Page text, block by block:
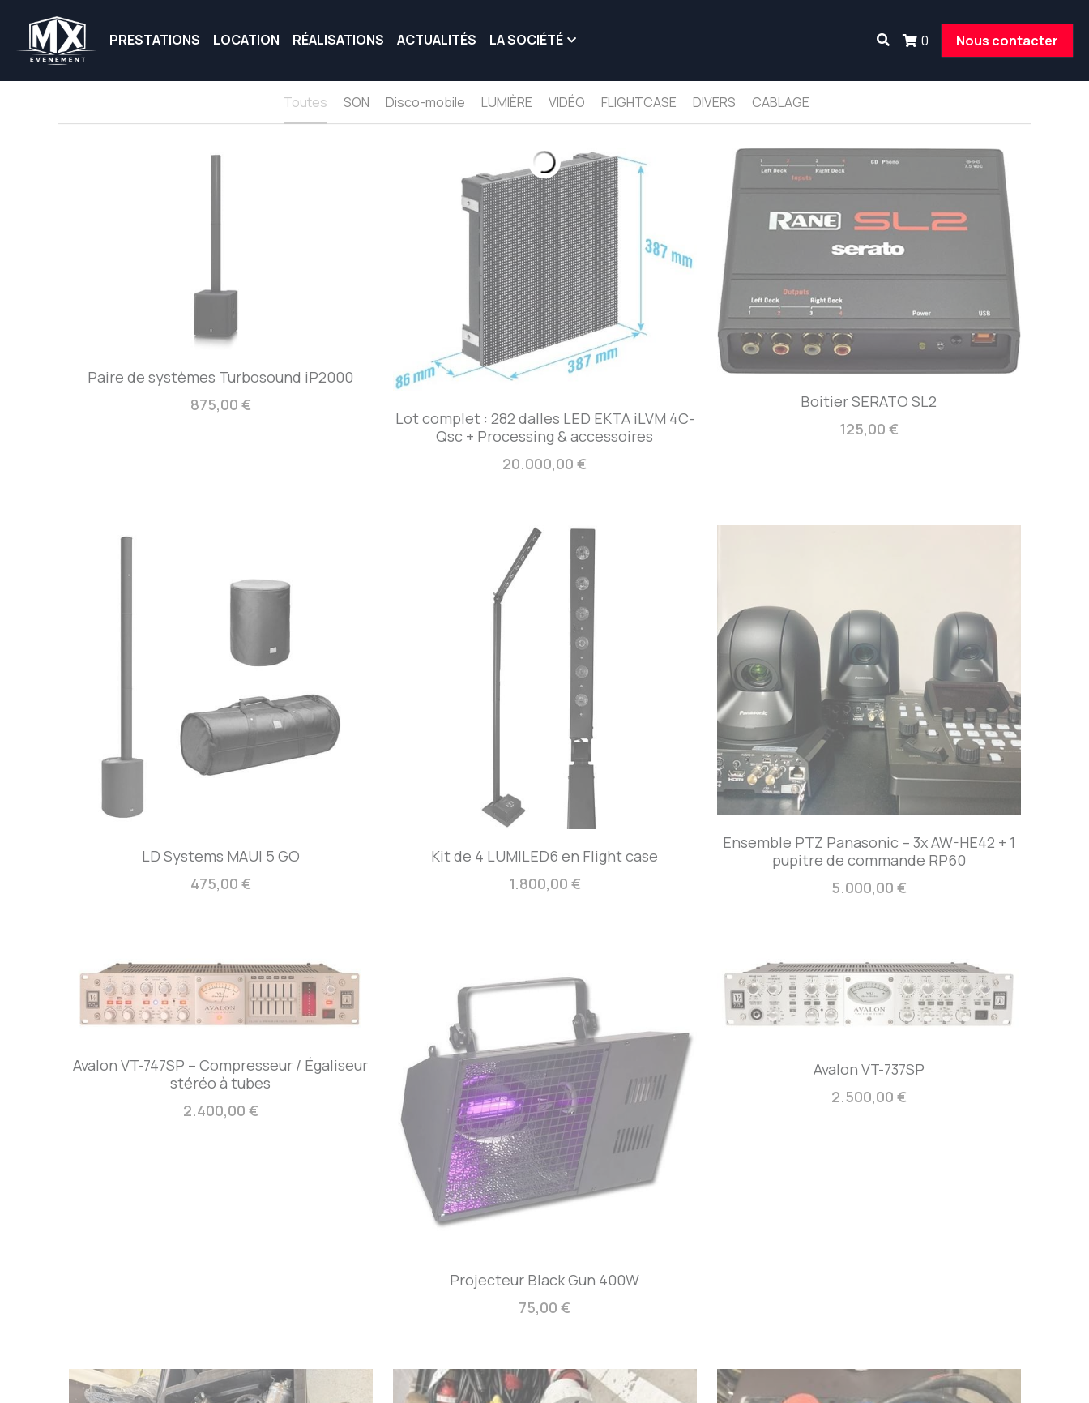
PRESTATIONS LOCATION RÉALISATIONS ACTUALITÉS LA SOCIÉTÉ 0 Nous contacter
Toutes SON Disco-mobile LUMIÈRE VIDÉO FLIGHTCASE DIVERS CABLAGE
Paire de systèmes Turbosound iP2000
875,00 €
Lot complet : 282 dalles LED EKTA iLVM 4C-
Qsc + Processing & accessoires
20.000,00 €
Boitier SERATO SL2
125,00 €
LD Systems MAUI 5 GO
475,00 €
Kit de 4 LUMILED6 en Flight case
1.800,00 €
Ensemble PTZ Panasonic – 3x AW-HE42 + 1
pupitre de commande RP60
5.000,00 €
Avalon VT-747SP – Compresseur / Égaliseur
stéréo à tubes
2.400,00 €
Projecteur Black Gun 400W
75,00 €
Avalon VT-737SP
2.500,00 €